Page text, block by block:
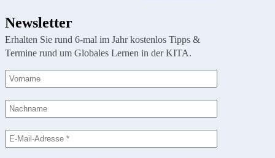
Newsletter
Erhalten Sie rund 6-mal im Jahr kostenlos Tipps &
Termine rund um Globales Lernen in der KITA.